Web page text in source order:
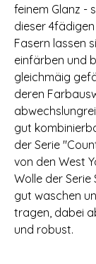
feinem Glanz -
dieser 4fädigen
Fasern lassen
einfärben und
gleichmäig
deren
gut
der Serie
von den West
Wolle der
gut waschen
tragen, dabei
und robust.